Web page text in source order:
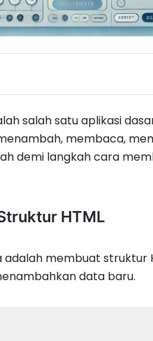
salah satu aplikasi
membaca,
demi langkah cara
HTML
adalah membuat struktur
data baru.